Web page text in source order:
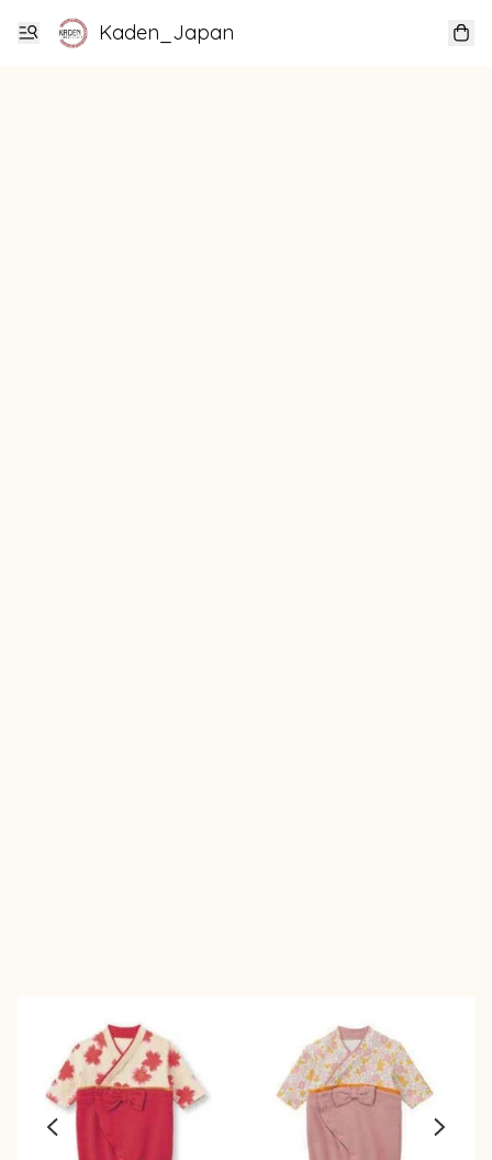
Kaden_Japan